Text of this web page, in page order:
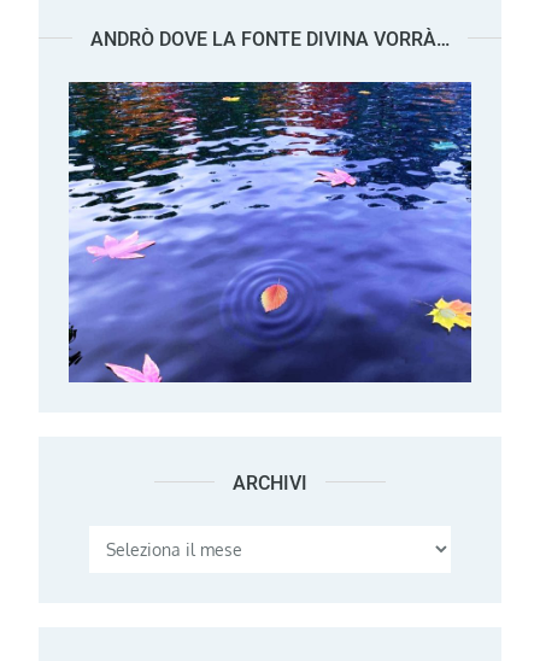
ANDRÒ DOVE LA FONTE DIVINA VORRÀ…
ARCHIVI Archivi